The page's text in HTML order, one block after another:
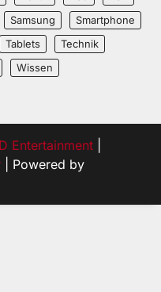
Samsung
Smartphone
Tablets
Technik
Wissen
Entertainment
| Powered by